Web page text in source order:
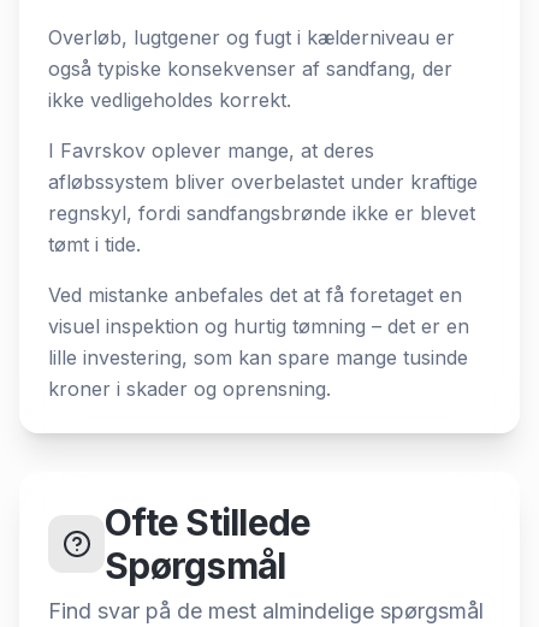
Overløb, lugtgener og fugt i kælderniveau er
også typiske konsekvenser af sandfang, der
ikke vedligeholdes korrekt.
I Favrskov oplever mange, at deres
afløbssystem bliver overbelastet under kraftige
regnskyl, fordi sandfangsbrønde ikke er blevet
tømt i tide.
Ved mistanke anbefales det at få foretaget en
visuel inspektion og hurtig tømning – det er en
lille investering, som kan spare mange tusinde
kroner i skader og oprensning.
Ofte Stillede
Spørgsmål
Find svar på de mest almindelige spørgsmål